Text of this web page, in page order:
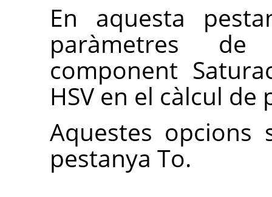
En aquesta
paràmetres
component
HSV en el càlcul de
Aquestes
pestanya To.